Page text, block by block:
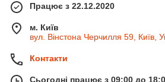
перекосів рами, знизити вібрації та
Elesa+Ganter випускаються з різними
довжинами різьбових штоків і
можливість підібрати рішення
завдання.
Працює з 22.12.2020
м. Київ
вул. Вінстона Черчилля 59, Київ,
Контакти
Сьогодні працює з 09:00 до